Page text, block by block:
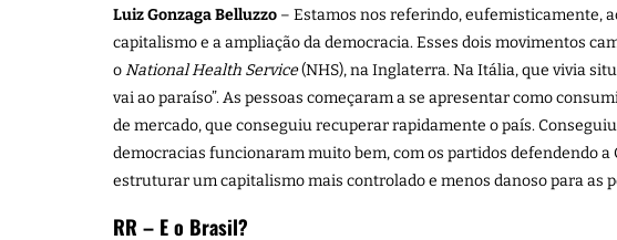
Luiz Gonzaga Belluzzo – Estamos nos referindo, eufemisticamente,
capitalismo e a ampliação da democracia. Esses dois movimentos
oNational Health Service(NHS), na Inglaterra. Na Itália, que vivia
vai ao paraíso”. As pessoas começaram a se apresentar como
de mercado, que conseguiu recuperar rapidamente o país.
democracias funcionaram muito bem, com os partidos defendendo
estruturar um capitalismo mais controlado e menos danoso para as
RR – E o Brasil?